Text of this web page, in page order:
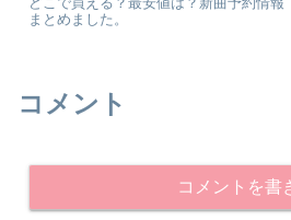
まとめました。
コメント
コメントを書